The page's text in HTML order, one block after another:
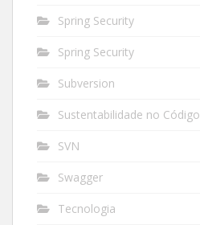
Spring Security
Spring Security
Subversion
Sustentabilidade no Código
SVN
Swagger
Tecnologia